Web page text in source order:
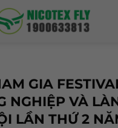
GIA
NGHIỆP VÀ
LẦN THỨ 2